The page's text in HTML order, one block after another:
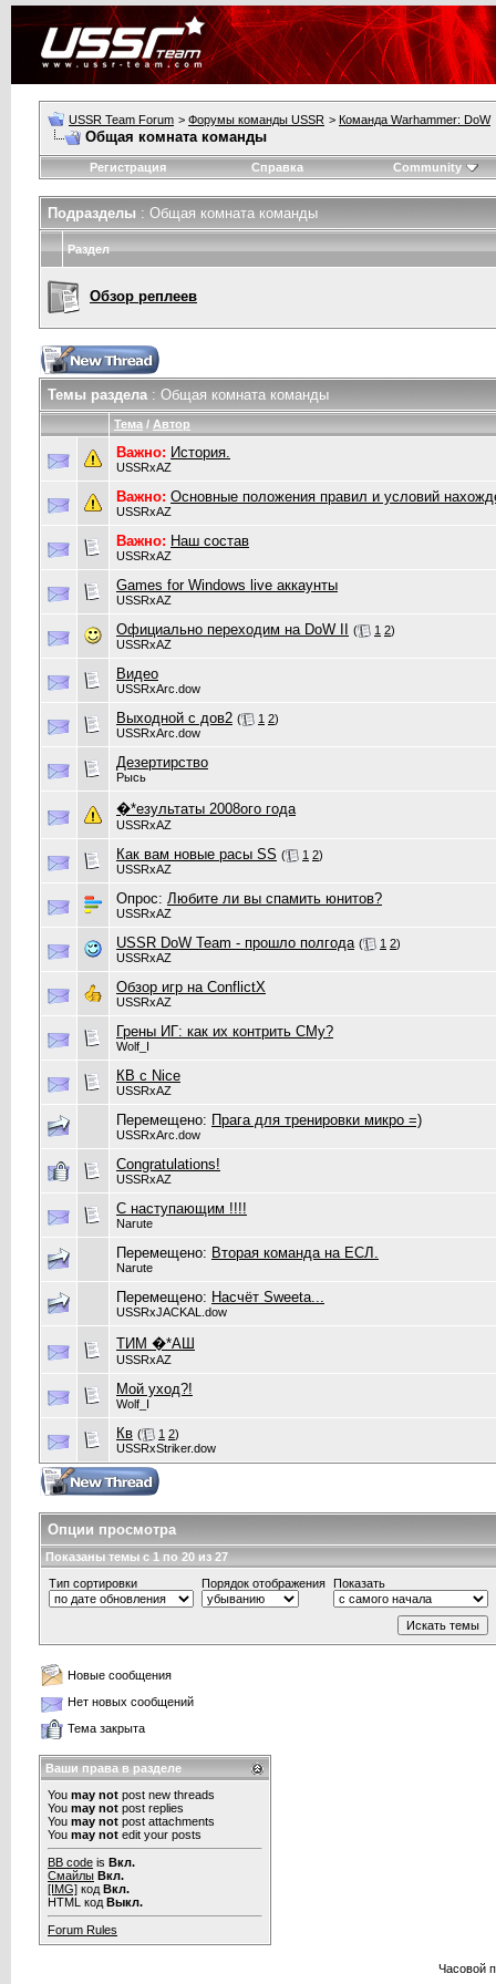
USSR Team Forum > Форумы команды USSR > Команда Warhammer: DoW
Общая комната команды
Регистрация Справка Community
Подразделы : Общая комната команды
Раздел
Обзор реплеев
Темы раздела: Общая комната команды
Тема / Автор
Важно: История.
USSRxAZ
Важно: Основные положения правил и условий
USSRxAZ
Важно: Наш состав
USSRxAZ
Games for Windows live аккаунты
USSRxAZ
Официально переходим на DoW II ( 1 2)
USSRxAZ
Видео
USSRxArc.dow
Выходной с дов2 ( 1 2)
USSRxArc.dow
Дезертирство
Рысь
�*езультаты 2008ого года
USSRxAZ
Как вам новые расы SS ( 1 2)
USSRxAZ
Опрос: Любите ли вы спамить юнитов?
USSRxAZ
USSR DoW Team - прошло полгода ( 1 2)
USSRxAZ
Обзор игр на ConflictX
USSRxAZ
Грены ИГ: как их контрить СМу?
Wolf_I
КВ с Nice
USSRxAZ
Перемещено: Прага для тренировки микро =)
USSRxArc.dow
Congratulations!
USSRxAZ
С наступающим !!!!
Narute
Перемещено: Вторая команда на ЕСЛ.
Narute
Перемещено: Насчёт Sweeta...
USSRxJACKAL.dow
ТИМ �*АШ
USSRxAZ
Мой уход?!
Wolf_I
Кв ( 1 2)
USSRxStriker.dow
Опции просмотра
Показаны темы с 1 по 20 из 27
Тип сортировки
Порядок отображения Показать
Новые сообщения
Нет новых сообщений
Тема закрыта
Ваши права в разделе
You may not post new threads
You may not post replies
You may not post attachments
You may not edit your posts
BB code is Вкл.
Смайлы Вкл.
[IMG] код Вкл.
HTML код Выкл.
Forum Rules
Часовой